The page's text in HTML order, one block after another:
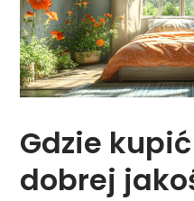
Gdzie
dobrej